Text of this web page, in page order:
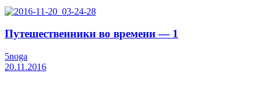
Путешественники во времени — 1
5noga
20.11.2016